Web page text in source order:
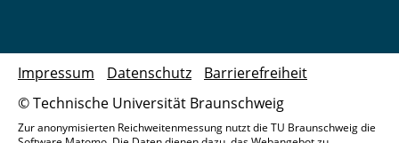
© Technische Universität Braunschweig
Impressum Datenschutz Barrierefreiheit
Zur anonymisierten Reichweitenmessung nutzt die TU Braunschweig die